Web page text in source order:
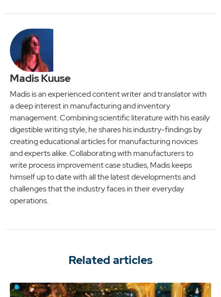
Madis Kuuse
Madis is an experienced content writer and translator with
a deep interest in manufacturing and inventory
management. Combining scientific literature with his easily
digestible writing style, he shares his industry-findings by
creating educational articles for manufacturing novices
and experts alike. Collaborating with manufacturers to
write process improvement case studies, Madis keeps
himself up to date with all the latest developments and
challenges that the industry faces in their everyday
operations.
Related articles